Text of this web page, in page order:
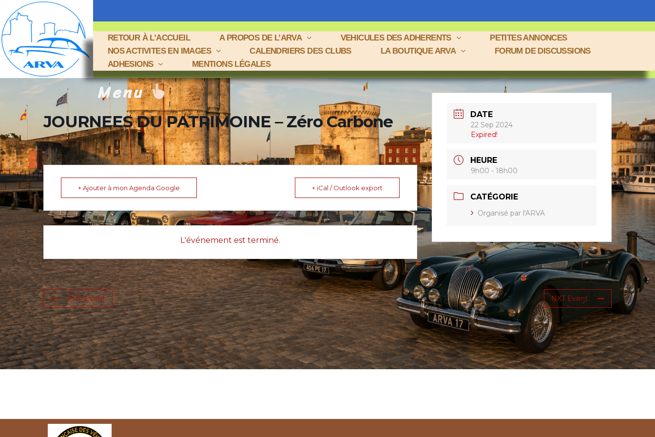
RETOUR À L’ACCUEIL A PROPOS DE L’ARVA VEHICULES DES ADHERENTS
PETITES ANNONCES
NOS ACTIVITES EN IMAGES
CALENDRIERS DES CLUBS LA BOUTIQUE ARVA
FORUM DE DISCUSSIONS
ADHESIONS
MENTIONS LÉGALES
Menu
JOURNEES DU PATRIMOINE – Zéro Carbone
+ Ajouter à mon Agenda Google + iCal / Outlook export
L'événement est terminé.
DATE
22 Sep 2024
Expired!
HEURE
9h00 - 18h00
CATÉGORIE
Organisé par l'ARVA
PRV Event NXT Event